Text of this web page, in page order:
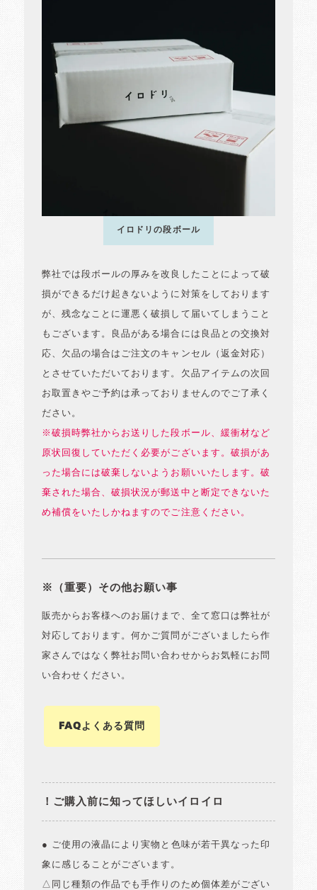
イロドリの段ボール
弊社では段ボールの厚みを改良したことによって破
損ができるだけ起きないように対策をしております
が、残念なことに運悪く破損して届いてしまうこと
もございます。良品がある場合には良品との交換対
応、欠品の場合はご注文のキャンセル（返金対応）
とさせていただいております。欠品アイテムの次回
お取置きやご予約は承っておりませんのでご了承く
ださい。
※破損時弊社からお送りした段ボール、緩衝材など
原状回復していただく必要がございます。破損があ
った場合には破棄しないようお願いいたします。破
棄された場合、破損状況が郵送中と断定できないた
め補償をいたしかねますのでご注意ください。
※（重要）その他お願い事
販売からお客様へのお届けまで、全て窓口は弊社が
対応しております。何かご質問がございましたら作
家さんではなく弊社お問い合わせからお気軽にお問
い合わせください。
FAQよくある質問
！ご購入前に知ってほしいイロイロ
● ご使用の液晶により実物と色味が若干異なった印
象に感じることがございます。
△同じ種類の作品でも手作りのため個体差がござい